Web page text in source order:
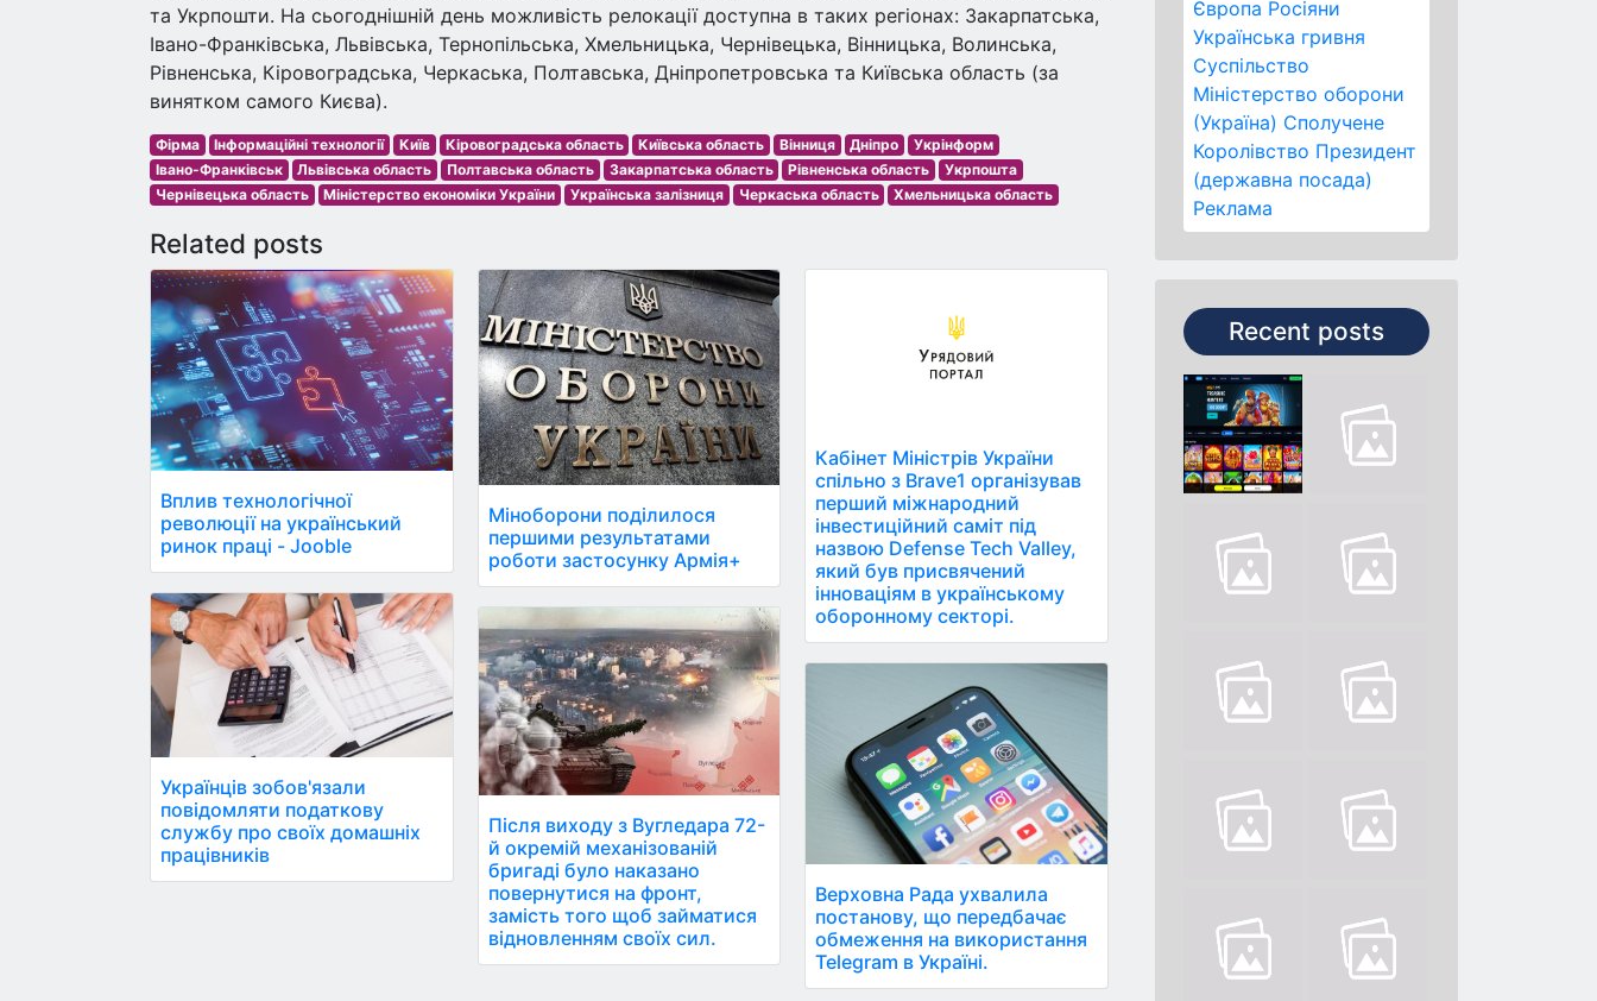
Європа Росіяни
Українська гривня
Суспільство
Міністерство оборони
(Україна) Сполучене
Королівство Президент
(державна посада)
Реклама
Recent posts
та Укрпошти. На сьогоднішній день можливість релокації доступна в таких регіонах: Закарпатська,
Івано-Франківська, Львівська, Тернопільська, Хмельницька, Чернівецька, Вінницька, Волинська,
Рівненська, Кіровоградська, Черкаська, Полтавська, Дніпропетровська та Київська область (за
винятком самого Києва).
Фірма Інформаційні технології Київ Кіровоградська область Київська область Вінниця Дніпро
Укрінформ
Івано-Франківськ
Львівська область Полтавська область Закарпатська область Рівненська область
Укрпошта
Чернівецька область
Міністерство економіки України Українська залізниця Черкаська область Хмельницька область
Related posts
Вплив технологічної
революції на український
ринок праці - Jooble
Українців зобов'язали
повідомляти податкову
службу про своїх домашніх
працівників
Міноборони поділилося
першими результатами
роботи застосунку Армія+
Після виходу з Вугледара 72-
й окремій механізованій
бригаді було наказано
повернутися на фронт,
замість того щоб займатися
відновленням своїх сил.
Кабінет Міністрів України
спільно з Brave1 організував
перший міжнародний
інвестиційний саміт під
назвою Defense Tech Valley,
який був присвячений
інноваціям в українському
оборонному секторі.
Верховна Рада ухвалила
постанову, що передбачає
обмеження на використання
Telegram в Україні.